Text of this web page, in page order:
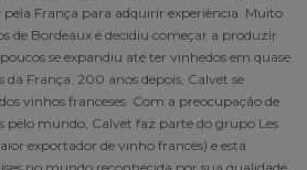
pela França para adquirir experiência. Muito
de Bordeaux e decidiu começar a produzir
se expandiu até ter vinhedos em quase
da França. 200 anos depois, Calvet se
vinhos franceses. Com a preocupação de
pelo mundo, Calvet faz parte do grupo Les
exportador de vinho francês) e está